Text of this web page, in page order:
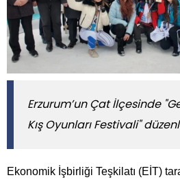
Erzurum’un Çat İlçesinde
Kış Oyunları Festivali"
Ekonomik İşbirliği Teşkilatı (EİT)